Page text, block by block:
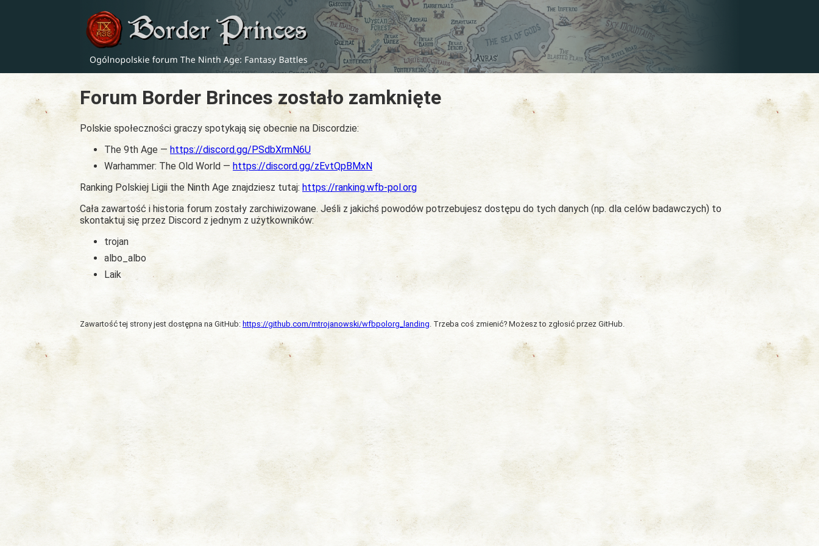
Forum Border Brinces zostało zamknięte
Polskie społeczności graczy spotykają się obecnie na Discordzie:
The 9th Age — https://discord.gg/PSdbXrmN6U
Warhammer: The Old World — https://discord.gg/zEvtQpBMxN
Ranking Polskiej Ligii the Ninth Age znajdziesz tutaj: https://ranking.wfb-pol.org
Cała zawartość i historia forum zostały zarchiwizowane. Jeśli z jakichś powodów potrzebujesz dostępu do tych danych (np. dla celów badawczych) to
skontaktuj się przez Discord z jednym z użytkowników:
trojan
albo_albo
Laik
Zawartość tej strony jest dostępna na GitHub: https://github.com/mtrojanowski/wfbpolorg_landing . Trzeba coś zmienić? Możesz to zgłosić przez GitHub.